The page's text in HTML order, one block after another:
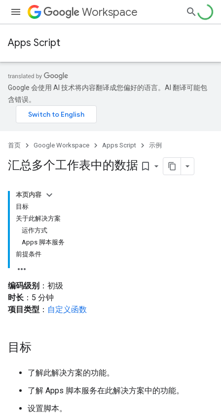
Workspace
Apps Script
Google 会使用 AI 技术将内容翻译成您偏好的语言。AI 翻译可能包
含错误。
首页 Google Workspace Apps Script 示例
汇总多个工作表中的数据 bookmark_border
本页内容
目标
关于此解决方案
运作方式
Apps 脚本服务
前提条件
编码级别 ：初级
时长 ：5 分钟
项目类型 ： 自定义函数
目标
了解此解决方案的功能。
了解 Apps 脚本服务在此解决方案中的功能。
设置脚本。